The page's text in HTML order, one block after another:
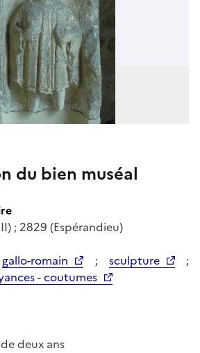
du bien muséal
; 2829 (Espérandieu)
gallo-romain ; sculpture
;
- coutumes
deux ans